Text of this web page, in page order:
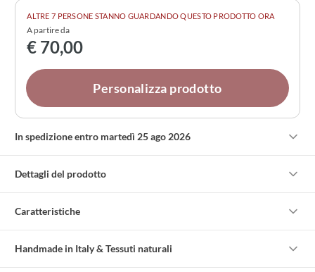
un ricordo unico e significativo per la porta di casa. La
combinazione di toni neutri e la qualità dei materiali lo
rendono adatto a qualsiasi stile di arredamento.
ALTRE 7 PERSONE STANNO GUARDANDO QUESTO PRODOTTO ORA
A partire da
€ 70,00
Personalizza prodotto
In spedizione entro martedì 25 ago 2026
Dettagli del prodotto
Caratteristiche
Handmade in Italy & Tessuti naturali